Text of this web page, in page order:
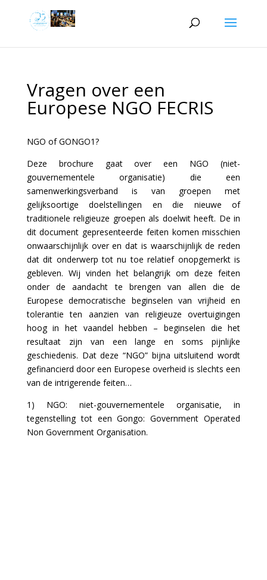
Vragen over een
Europese NGO FECRIS
NGO of GONGO1?
Deze brochure gaat over een NGO (niet-
gouvernementele organisatie) die een
samenwerkingsverband is van groepen met
gelijksoortige doelstellingen en die nieuwe of
traditionele religieuze groepen als doelwit heeft. De in
dit document gepresenteerde feiten komen misschien
onwaarschijnlijk over en dat is waarschijnlijk de reden
dat dit onderwerp tot nu toe relatief onopgemerkt is
gebleven. Wij vinden het belangrijk om deze feiten
onder de aandacht te brengen van allen die de
Europese democratische beginselen van vrijheid en
tolerantie ten aanzien van religieuze overtuigingen
hoog in het vaandel hebben – beginselen die het
resultaat zijn van een lange en soms pijnlijke
geschiedenis. Dat deze “NGO” bijna uitsluitend wordt
gefinancierd door een Europese overheid is slechts een
van de intrigerende feiten…
1) NGO: niet-gouvernementele organisatie, in
tegenstelling tot een Gongo: Government Operated
Non Government Organisation.